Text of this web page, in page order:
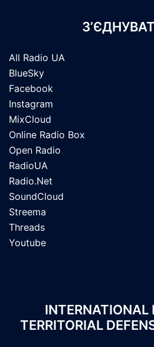
All Radio UA
BlueSky
Facebook
Instagram
MixCloud
Online Radio Box
Open Radio
RadioUA
Radio.Net
SoundCloud
Streema
Threads
Youtube
INTERNATIONAL
TERRITORIAL